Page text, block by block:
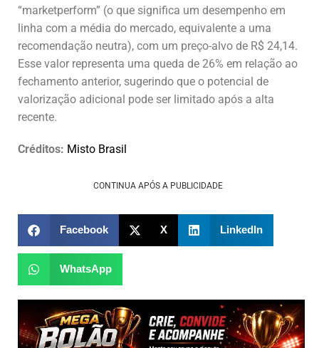
“marketperform” (o que significa um desempenho em
linha com a média do mercado, equivalente a uma
recomendação neutra), com um preço-alvo de R$ 24,14.
Esse valor representa uma queda de 26% em relação ao
fechamento anterior, sugerindo que o potencial de
valorização adicional pode ser limitado após a alta
recente.
Créditos: Misto Brasil
CONTINUA APÓS A PUBLICIDADE
Facebook X LinkedIn
WhatsApp